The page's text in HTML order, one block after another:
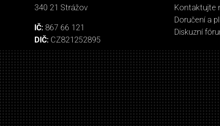
340 21 Strážov
IČ: 867 66 121
DIČ: CZ821252895
Kontaktujte
Doručení a
Diskuzní